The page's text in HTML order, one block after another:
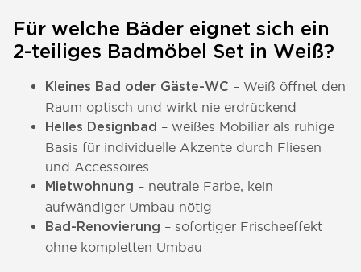
Für welche Bäder eignet sich ein
2-teiliges Badmöbel Set in Weiß?
Kleines Bad oder Gäste-WC – Weiß öffnet den
Raum optisch und wirkt nie erdrückend
Helles Designbad – weißes Mobiliar als ruhige
Basis für individuelle Akzente durch Fliesen
und Accessoires
Mietwohnung – neutrale Farbe, kein
aufwändiger Umbau nötig
Bad-Renovierung – sofortiger Frischeeffekt
ohne kompletten Umbau